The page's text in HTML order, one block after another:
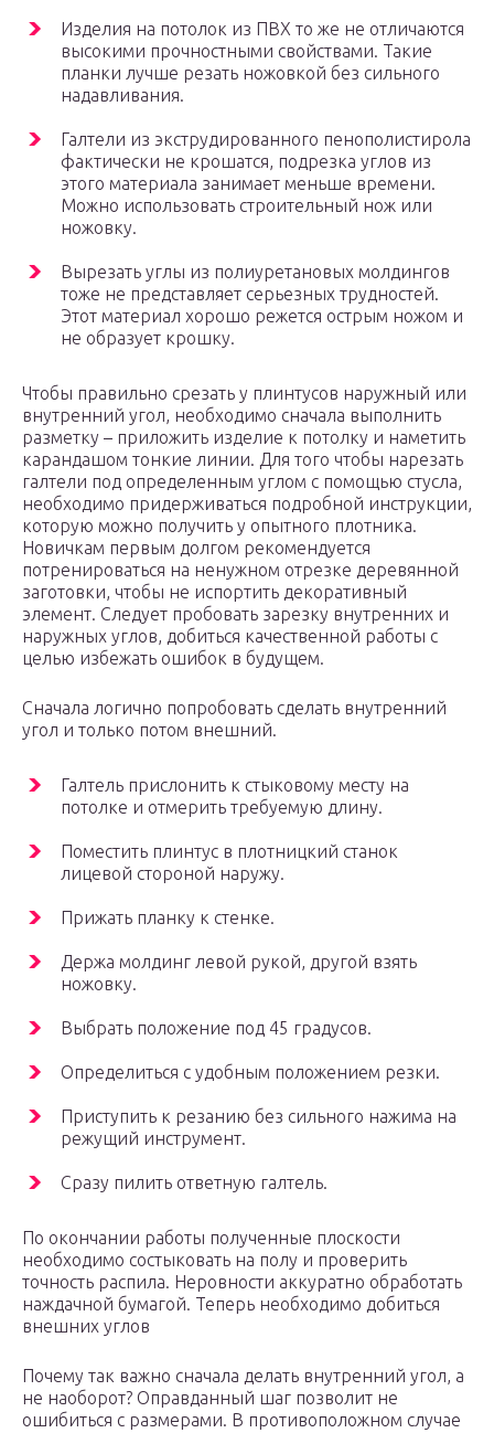
Изделия на потолок из ПВХ то же не отличаются
высокими прочностными свойствами. Такие
планки лучше резать ножовкой без сильного
надавливания.
Галтели из экструдированного пенополистирола
фактически не крошатся, подрезка углов из
этого материала занимает меньше времени.
Можно использовать строительный нож или
ножовку.
Вырезать углы из полиуретановых молдингов
тоже не представляет серьезных трудностей.
Этот материал хорошо режется острым ножом и
не образует крошку.
Чтобы правильно срезать у плинтусов наружный или
внутренний угол, необходимо сначала выполнить
разметку – приложить изделие к потолку и наметить
карандашом тонкие линии. Для того чтобы нарезать
галтели под определенным углом с помощью стусла,
необходимо придерживаться подробной инструкции,
которую можно получить у опытного плотника.
Новичкам первым долгом рекомендуется
потренироваться на ненужном отрезке деревянной
заготовки, чтобы не испортить декоративный
элемент. Следует пробовать зарезку внутренних и
наружных углов, добиться качественной работы с
целью избежать ошибок в будущем.
Сначала логично попробовать сделать внутренний
угол и только потом внешний.
Галтель прислонить к стыковому месту на
потолке и отмерить требуемую длину.
Поместить плинтус в плотницкий станок
лицевой стороной наружу.
Прижать планку к стенке.
Держа молдинг левой рукой, другой взять
ножовку.
Выбрать положение под 45 градусов.
Определиться с удобным положением резки.
Приступить к резанию без сильного нажима на
режущий инструмент.
Сразу пилить ответную галтель.
По окончании работы полученные плоскости
необходимо состыковать на полу и проверить
точность распила. Неровности аккуратно обработать
наждачной бумагой. Теперь необходимо добиться
внешних углов
Почему так важно сначала делать внутренний угол, а
не наоборот? Оправданный шаг позволит не
ошибиться с размерами. В противоположном случае